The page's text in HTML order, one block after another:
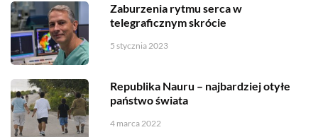
Zaburzenia rytmu serca w
telegraficznym skrócie
5 stycznia 2023
Republika Nauru – najbardziej otyłe
państwo świata
4 marca 2022